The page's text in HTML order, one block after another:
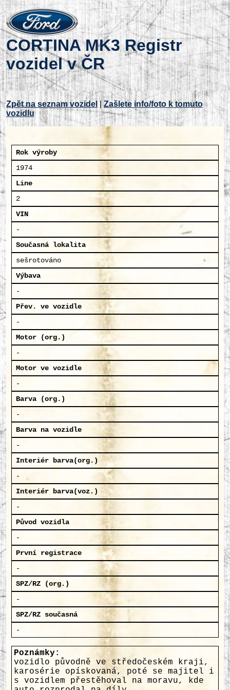
CORTINA MK3 Registr
vozidel v ČR
Zpět na seznam vozidel
Zašlete info/foto k tomuto
vozidlu
Rok výroby
1974
Line
2
VIN
-
Současná lokalita
sešrotováno
Výbava
-
Přev. ve vozidle
-
Motor (org.)
-
Motor ve vozidle
-
Barva (org.)
-
Barva na vozidle
-
Interiér barva(org.)
-
Interiér barva(voz.)
-
Původ vozidla
-
První registrace
-
SPZ/RZ (org.)
-
SPZ/RZ současná
-
Poznámky:
vozidlo původně ve středočeském kraji,
karosérie opískovaná, poté se majitel i
s vozidlem přestěhoval na moravu, kde